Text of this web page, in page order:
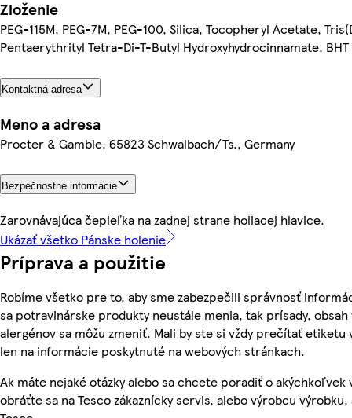
Zloženie
PEG-115M, PEG-7M, PEG-100, Silica, Tocopheryl Acetate,
Pentaerythrityl Tetra-Di-T-Butyl Hydroxyhydrocinnamate, BHT
Kontaktná adresa
Meno a adresa
Procter & Gamble, 65823 Schwalbach/Ts., Germany
Bezpečnostné informácie
Zarovnávajúca čepieľka na zadnej strane holiacej hlavice.
Ukázať všetko Pánske holenie
Príprava a použitie
Robíme všetko pre to, aby sme zabezpečili správnosť
sa potravinárske produkty neustále menia, tak prísady, obsah
alergénov sa môžu zmeniť. Mali by ste si vždy prečítať etiketu
len na informácie poskytnuté na webových stránkach.
Ak máte nejaké otázky alebo sa chcete poradiť o akýchkoľvek
obráťte sa na Tesco zákaznícky servis, alebo výrobcu